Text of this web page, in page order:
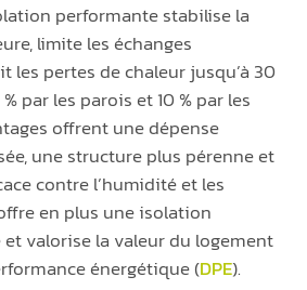
performante stabilise la
limite les échanges
les pertes de chaleur jusqu’à 30
par les parois et 10 % par les
offrent une dépense
une structure plus pérenne et
contre l’humidité et les
en plus une isolation
valorise la valeur du logement
énergétique (DPE).